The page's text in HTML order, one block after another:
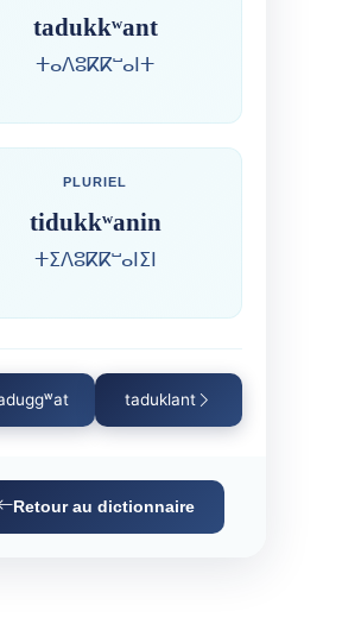
tadukkʷant
ⵜⴰⴷⵓⴽⴽⵯⴰⵏⵜ
PLURIEL
tidukkʷanin
ⵜⵉⴷⵓⴽⴽⵯⴰⵏⵉⵏ
taduklant
Retour au dictionnaire